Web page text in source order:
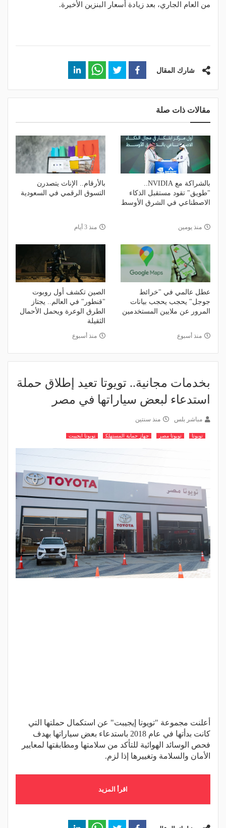
من العام الجاري، بعد زيادة أسعار البنزين الأخيرة.
شارك المقال
مقالات ذات صلة
بالشراكة مع NVIDIA..
"طويق" تقود مستقبل الذكاء
الاصطناعي في الشرق الأوسط
منذ يومين
بالأرقام.. الإناث يتصدرن
التسوق الرقمي في السعودية
منذ 3 أيام
عطل عالمي في "خرائط
جوجل" يحجب يحجب بيانات
المرور عن ملايين المستخدمين
منذ أسبوع
الصين تكشف أول روبوت
"قنطور" في العالم.. يجتاز
الطرق الوعرة ويحمل الأحمال
الثقيلة
منذ أسبوع
بخدمات مجانية.. تويوتا تعيد إطلاق حملة
استدعاء لبعض سياراتها في مصر
مباشر بلس منذ سنتين
تويوتا تويوتا مصر جهاز حماية المستهلك تويوتا ايجيبت
أعلنت مجموعة "تويوتا إيجيبت" عن استكمال حملتها التي
كانت بدأتها في عام 2018 باستدعاء بعض سياراتها بهدف
فحص الوسائد الهوائية للتأكد من سلامتها ومطابقتها لمعايير
الأمان والسلامة وتغييرها إذا لزم.
اقرأ المزيد